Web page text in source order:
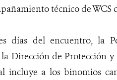
técnico de WCS
días del encuentro, la
Dirección de Protección
incluye a los binomios